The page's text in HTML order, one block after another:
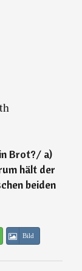
Brot?/ a)
hält der
beiden
Bild